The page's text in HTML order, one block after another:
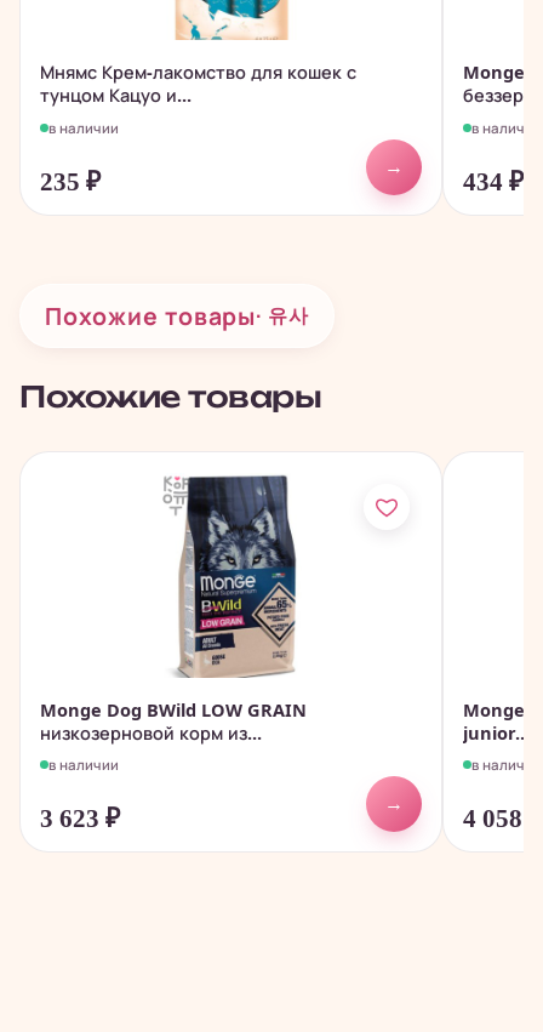
Мнямс Крем-лакомство для кошек с
тунцом Кацуо и...
в наличии
235 ₽
→
Monge
в наличии
434₽
Похожие товары· 유사
Похожие товары
Monge Dog BWild LOW GRAIN
низкозерновой корм из...
в наличии
3 623 ₽
→
Monge
junior...
в наличии
4 058